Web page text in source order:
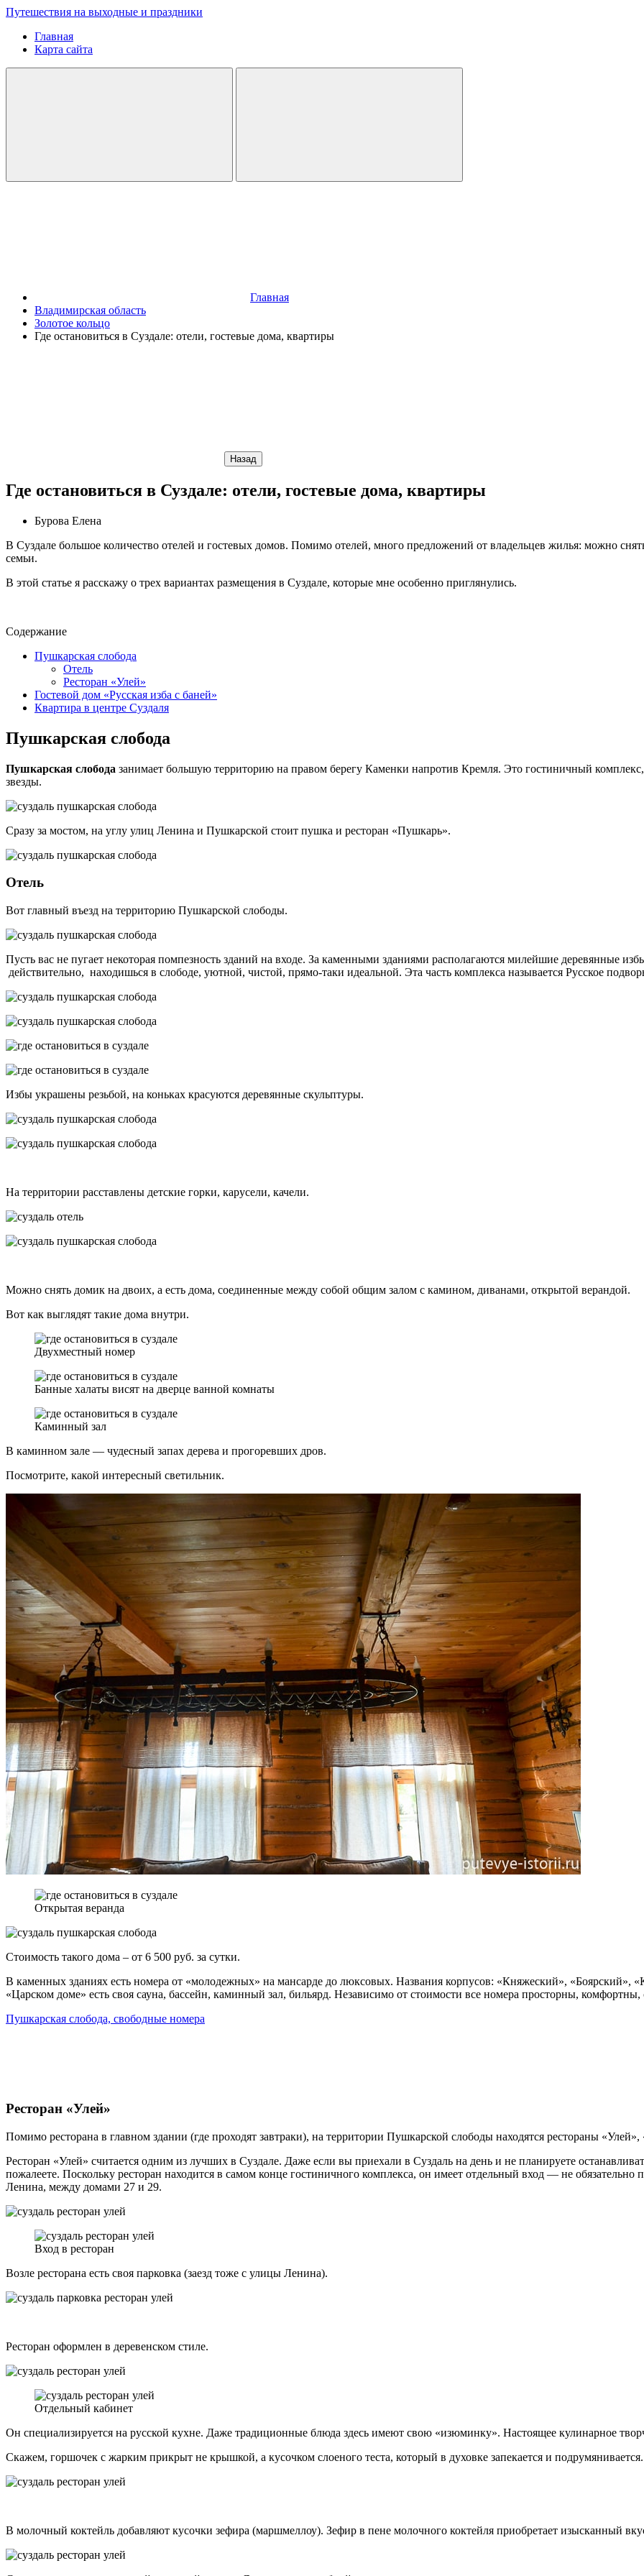
Путешествия на выходные и праздники
Главная
Карта сайта
Главная
Владимирская область
Золотое кольцо
Где остановиться в Суздале: отели, гостевые дома, квартиры
Назад
Где остановиться в Суздале: отели, гостевые дома, квартиры
Бурова Елена
В Суздале большое количество отелей и гостевых домов. Помимо отелей, много предложений от владельцев жилья: можно
семьи.
В этой статье я расскажу о трех вариантах размещения в Суздале, которые мне особенно приглянулись.
Содержание
Пушкарская слобода
Отель
Ресторан «Улей»
Гостевой дом «Русская изба с баней»
Квартира в центре Суздаля
Пушкарская слобода
Пушкарская слобода занимает большую территорию на правом берегу Каменки напротив Кремля. Это гостиничный
звезды.
Сразу за мостом, на углу улиц Ленина и Пушкарской стоит пушка и ресторан «Пушкарь».
Отель
Вот главный въезд на территорию Пушкарской слободы.
Пусть вас не пугает некоторая помпезность зданий на входе. За каменными зданиями располагаются милейшие деревянные
действительно, находишься в слободе, уютной, чистой, прямо-таки идеальной. Эта часть комплекса называется Русское
Избы украшены резьбой, на коньках красуются деревянные скульптуры.
На территории расставлены детские горки, карусели, качели.
Можно снять домик на двоих, а есть дома, соединенные между собой общим залом с камином, диванами, открытой верандой.
Вот как выглядят такие дома внутри.
Двухместный номер
Банные халаты висят на дверце ванной комнаты
Каминный зал
В каминном зале — чудесный запах дерева и прогоревших дров.
Посмотрите, какой интересный светильник.
Открытая веранда
Стоимость такого дома – от 6 500 руб. за сутки.
В каменных зданиях есть номера от «молодежных» на мансарде до люксовых. Названия корпусов: «Княжеский», «Боярский»,
«Царском доме» есть своя сауна, бассейн, каминный зал, бильярд. Независимо от стоимости все номера просторны,
Пушкарская слобода, свободные номера
Ресторан «Улей»
Помимо ресторана в главном здании (где проходят завтраки), на территории Пушкарской слободы находятся рестораны
Ресторан «Улей» считается одним из лучших в Суздале. Даже если вы приехали в Суздаль на день и не планируете
пожалеете. Поскольку ресторан находится в самом конце гостиничного комплекса, он имеет отдельный вход — не
Ленина, между домами 27 и 29.
Вход в ресторан
Возле ресторана есть своя парковка (заезд тоже с улицы Ленина).
Ресторан оформлен в деревенском стиле.
Отдельный кабинет
Он специализируется на русской кухне. Даже традиционные блюда здесь имеют свою «изюминку». Настоящее кулинарное
Скажем, горшочек с жарким прикрыт не крышкой, а кусочком слоеного теста, который в духовке запекается и подрумянивается.
В молочный коктейль добавляют кусочки зефира (маршмеллоу). Зефир в пене молочного коктейля приобретает изысканный